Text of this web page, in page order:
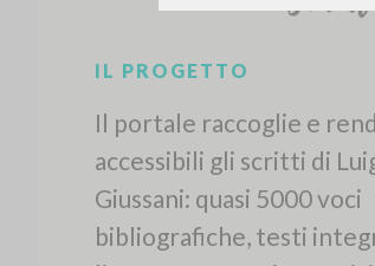
IL PROGETTO
Il portale raccoglie e
accessibili gli scritti di
Giussani: quasi 5000 voci
bibliografiche, testi